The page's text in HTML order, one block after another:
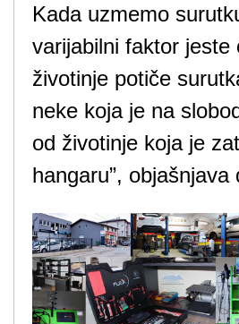
Kada uzmemo
varijabilni faktor jeste
životinje potiče
neke koja je na
od životinje koja je
hangaru”, objašnjava